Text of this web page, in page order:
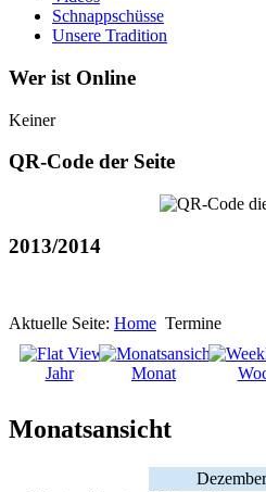
Schnappschüsse
Unsere Tradition
Wer ist Online
Keiner
QR-Code der Seite
2013/2014
Aktuelle Seite: Home Termine
Jahr Monat
Monatsansicht